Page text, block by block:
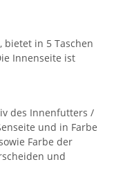
bietet in 5 Taschen
Innenseite ist
des Innenfutters /
und in Farbe
Farbe der
und